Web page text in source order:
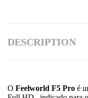
DESCRIPTION
O Feelworld F5 Pro é